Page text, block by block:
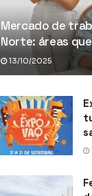
Mercado de
Norte: áreas
13/10/2025